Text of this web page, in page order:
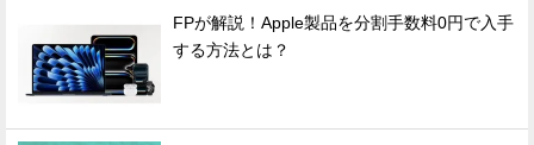
FPが解説！Apple製品を分割手数料0円で入手
する方法とは？